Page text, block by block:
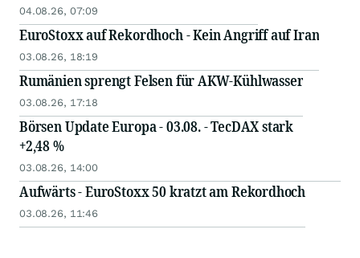
04.08.26, 07:09
EuroStoxx auf Rekordhoch - Kein Angriff auf Iran
03.08.26, 18:19
Rumänien sprengt Felsen für AKW-Kühlwasser
03.08.26, 17:18
Börsen Update Europa - 03.08. - TecDAX stark
+2,48 %
03.08.26, 14:00
Aufwärts - EuroStoxx 50 kratzt am Rekordhoch
03.08.26, 11:46